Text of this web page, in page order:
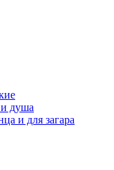
душа
и для загара